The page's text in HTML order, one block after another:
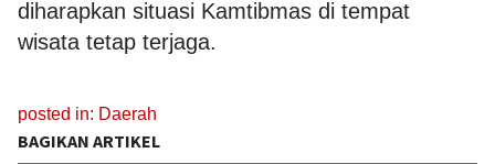
diharapkan situasi Kamtibmas di tempat
wisata tetap terjaga.
posted in: Daerah
BAGIKAN ARTIKEL